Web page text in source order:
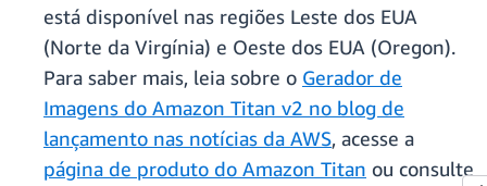
está disponível nas regiões Leste dos EUA
(Norte da Virgínia) e Oeste dos EUA (Oregon).
Para saber mais, leia sobre o Gerador de
Imagens do Amazon Titan v2 no blog de
lançamento nas notícias da AWS, acesse a
página de produto do Amazon Titan ou consulte